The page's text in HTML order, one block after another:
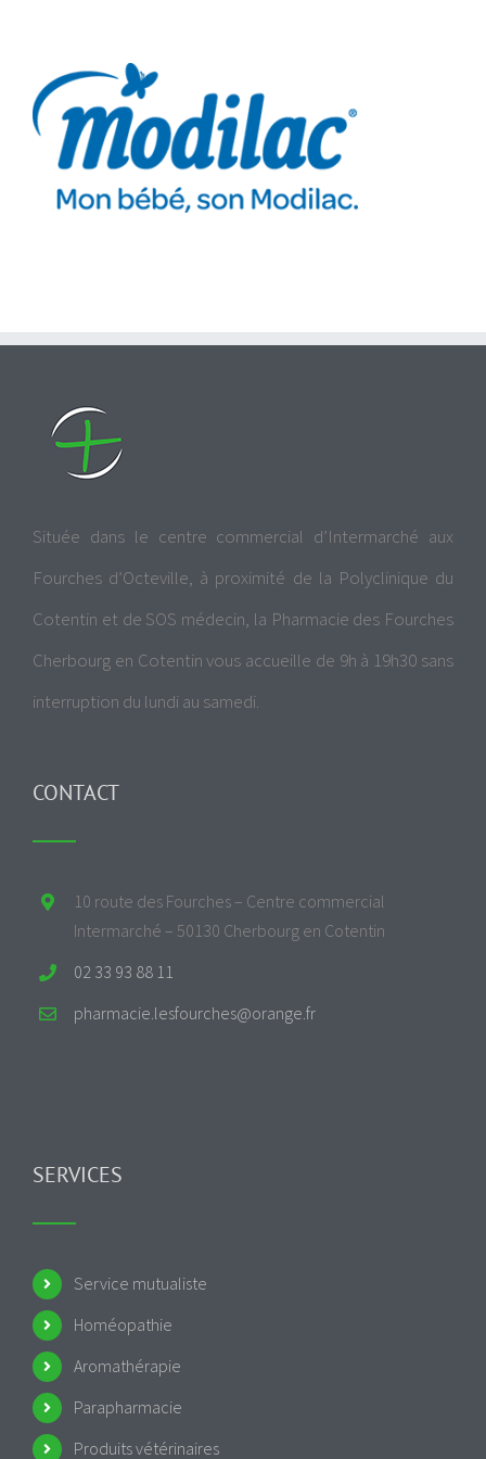
Située dans le centre commercial d’Intermarché aux
Fourches d’Octeville, à proximité de la Polyclinique du
Cotentin et de SOS médecin, la Pharmacie des Fourches
Cherbourg en Cotentin vous accueille de 9h à 19h30 sans
interruption du lundi au samedi.
CONTACT
10 route des Fourches – Centre commercial
Intermarché – 50130 Cherbourg en Cotentin
02 33 93 88 11
pharmacie.lesfourches@orange.fr
SERVICES
Service mutualiste
Homéopathie
Aromathérapie
Parapharmacie
Produits vétérinaires